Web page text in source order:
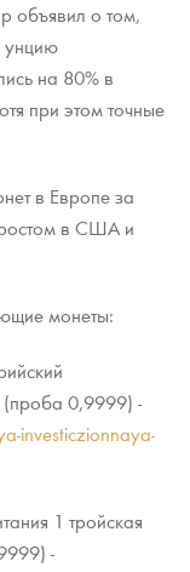
объявил о том,
унцию
на 80% в
при этом точные
в Европе за
в США и
монеты:
(проба 0,9999) -
investiczionnaya-
1 тройская
-